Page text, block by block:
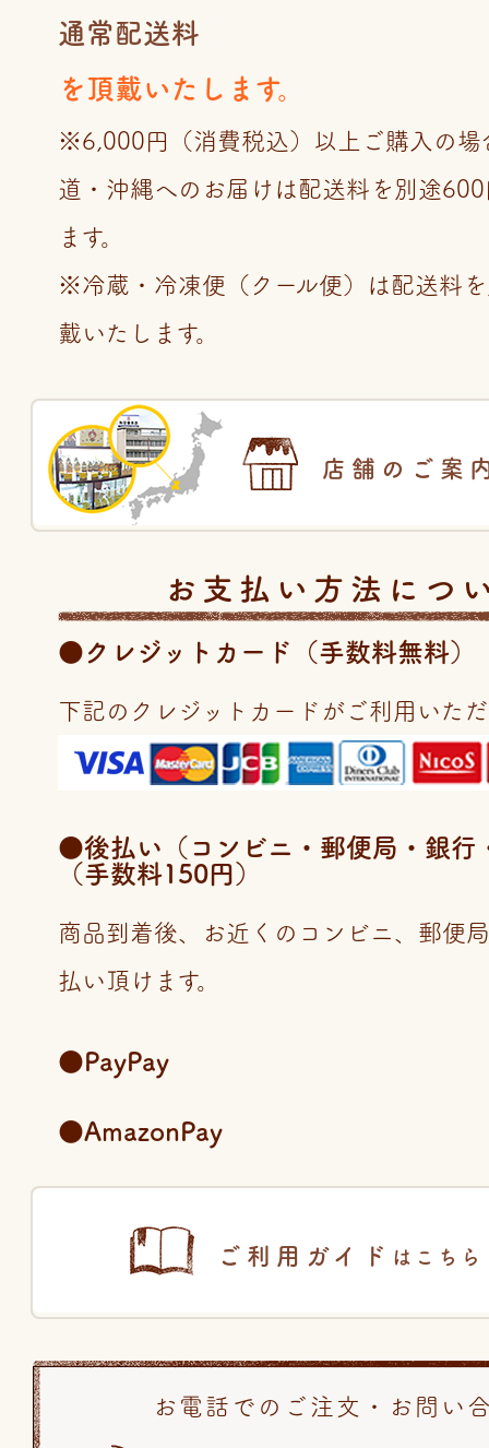
通常配送料
を頂戴いたします。
※6,000円（消費税込）以上ご購入の場
道・沖縄へのお届けは配送料を別途
ます。
※冷蔵・冷凍便（クール便）は配送料
戴いたします。
店舗のご案
お支払い方法につ
●クレジットカード（手数料無料）
下記のクレジットカードがご利用いた
●後払い（コンビニ・郵便局・銀行
（手数料150円）
商品到着後、お近くのコンビニ、郵便
払い頂けます。
●PayPay
●AmazonPay
ご利用ガイド はこちら
お電話でのご注文・お問い